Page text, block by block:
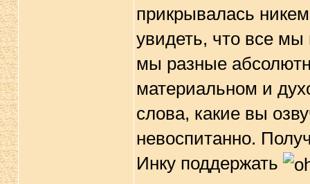
прикрывалась
увидеть, что все мы
мы разные
материальном и
слова, какие вы
невоспитанно.
Инку поддержать